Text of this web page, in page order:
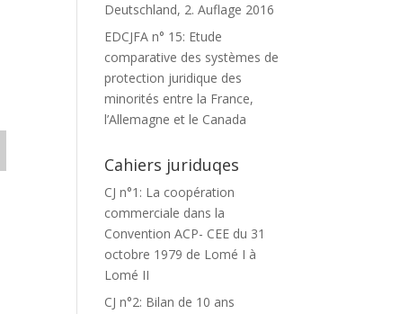
Deutschland, 2. Auflage 2016
EDCJFA n° 15: Etude
comparative des systèmes de
protection juridique des
minorités entre la France,
l’Allemagne et le Canada
Cahiers juriduqes
CJ n°1: La coopération
commerciale dans la
Convention ACP- CEE du 31
octobre 1979 de Lomé I à
Lomé II
CJ n°2: Bilan de 10 ans